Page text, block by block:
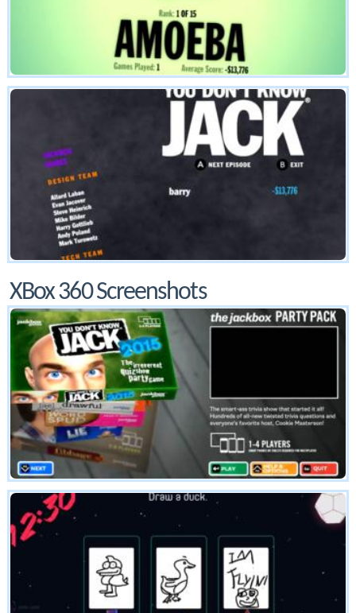
XBox 360 Screenshots